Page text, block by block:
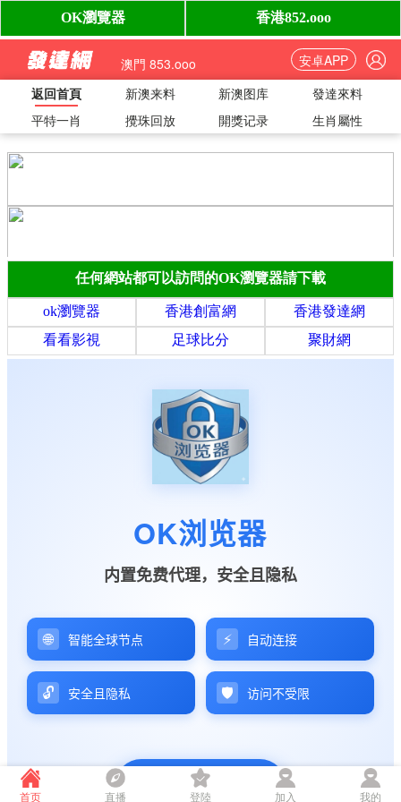
澳門 853.ooo
安卓APP
返回首頁
新澳来料 新澳图库
發達來料
平特一肖
攪珠回放 開獎记录 生肖屬性
首页 直播 登陸 加入 我的